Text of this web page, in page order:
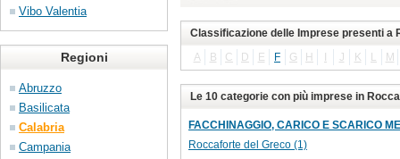
Vibo Valentia
Regioni
Abruzzo
Basilicata
Calabria
Campania
Classificazione delle Imprese presenti a
A
B C D E F G H J K L M
Le 10 categorie con più imprese in
FACCHINAGGIO, CARICO E SCARICO
Roccaforte del Greco (1)